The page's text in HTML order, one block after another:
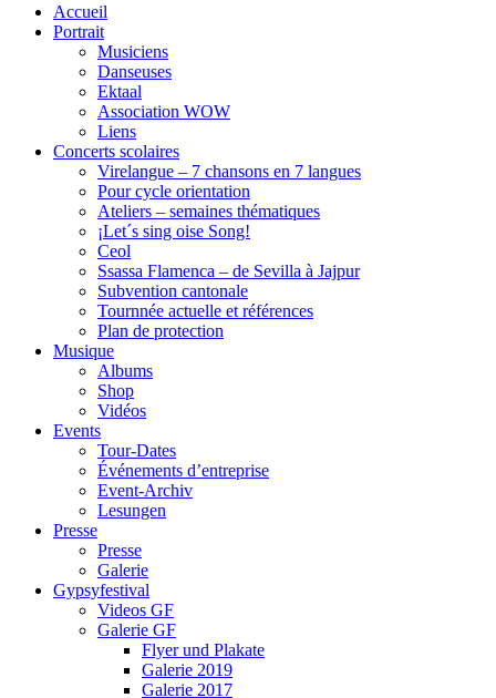
Accueil
Portrait
Musiciens
Danseuses
Ektaal
Association WOW
Liens
Concerts scolaires
Virelangue – 7 chansons en 7 langues
Pour cycle orientation
Ateliers – semaines thématiques
¡Let´s sing oise Song!
Ceol
Ssassa Flamenca – de Sevilla à Jajpur
Subvention cantonale
Tournnée actuelle et références
Plan de protection
Musique
Albums
Shop
Vidéos
Events
Tour-Dates
Événements d’entreprise
Event-Archiv
Lesungen
Presse
Presse
Galerie
Gypsyfestival
Videos GF
Galerie GF
Flyer und Plakate
Galerie 2019
Galerie 2017